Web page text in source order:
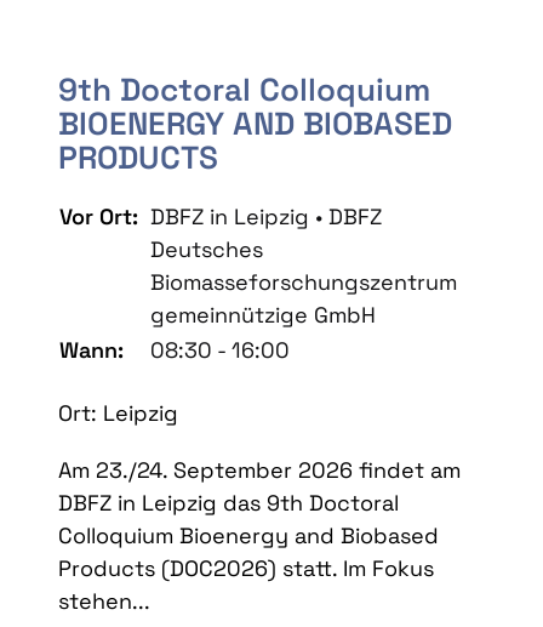
9th Doctoral Colloquium
BIOENERGY AND BIOBASED
PRODUCTS
Vor Ort: DBFZ in Leipzig • DBFZ
Deutsches
Biomasseforschungszentrum
gemeinnützige GmbH
Wann:
08:30 - 16:00
Ort: Leipzig
Am 23./24. September 2026 findet am
DBFZ in Leipzig das 9th Doctoral
Colloquium Bioenergy and Biobased
Products (DOC2026) statt. Im Fokus
stehen...